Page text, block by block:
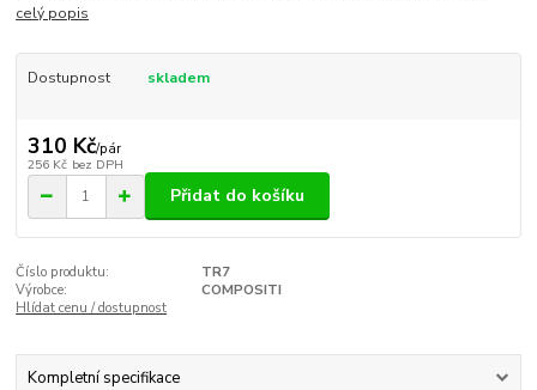
celý popis
Dostupnost skladem
310 Kč/pár
256 Kč bez DPH
Přidat do košíku
Číslo produktu:
TR7
Výrobce:
COMPOSITI
Hlídat cenu / dostupnost
Kompletní specifikace